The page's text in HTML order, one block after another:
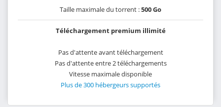
Taille maximale du torrent :500 Go
Téléchargement premium illimité
Pas d'attente avant téléchargement
Pas d'attente entre 2 téléchargements
Vitesse maximale disponible
Plus de 300 hébergeurs supportés